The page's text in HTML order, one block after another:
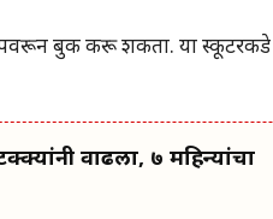
बुक करू शकता. या स्कूटरकडे
वाढला, ७ महिन्यांचा